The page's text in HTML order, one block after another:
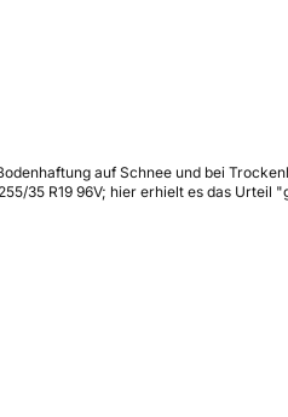
auf Schnee und bei
35 R19 96V; hier erhielt es das Urteil